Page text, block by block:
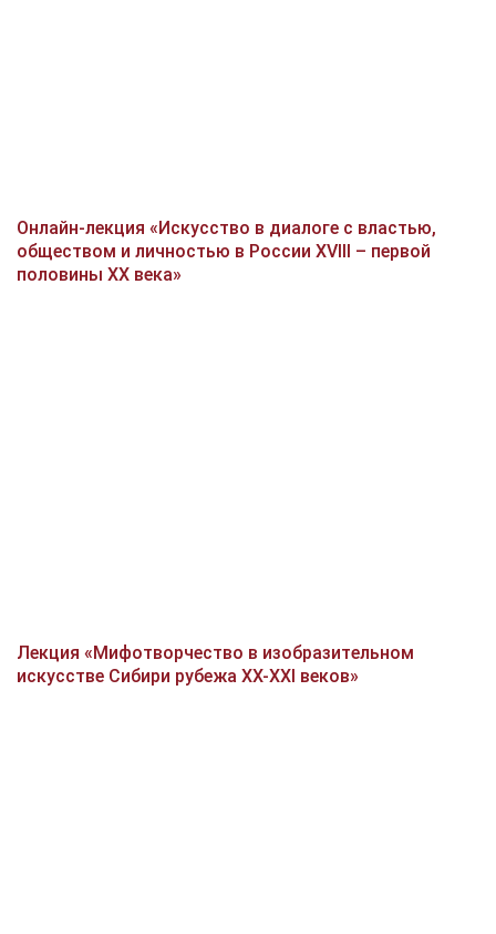
Онлайн-лекция «Искусство в диалоге с властью,
обществом и личностью в России XVIII – первой
половины XX века»
Лекция «Мифотворчество в изобразительном
искусстве Сибири рубежа XX-XXI веков»